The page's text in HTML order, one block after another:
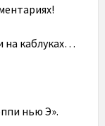
на каблуках…
нью Э».